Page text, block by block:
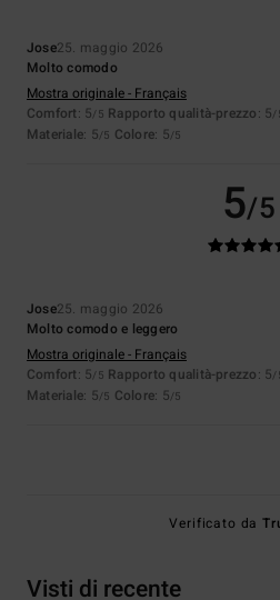
Jose25. maggio 2026
Molto comodo
Mostra originale - Français
Comfort: 5/5 Rapporto qualità-prezzo: 5/
Materiale: 5/5 Colore: 5/5
5/5
Jose25. maggio 2026
Molto comodo e leggero
Mostra originale - Français
Comfort: 5/5 Rapporto qualità-prezzo: 5/
Materiale: 5/5 Colore: 5/5
Verificato da
Visti di recente